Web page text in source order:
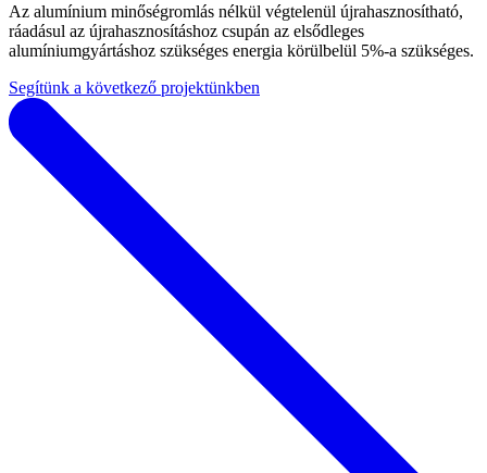
Az alumínium minőségromlás nélkül végtelenül újrahasznosítható,
ráadásul az újrahasznosításhoz csupán az elsődleges
alumíniumgyártáshoz szükséges energia körülbelül 5%-a szükséges.
Segítünk a következő projektünkben